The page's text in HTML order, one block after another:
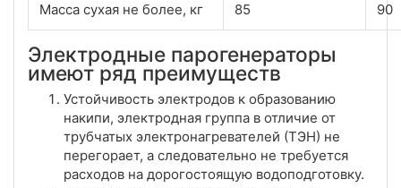
Масса сухая не более, кг 85 90
Электродные парогенераторы
имеют ряд преимуществ
Устойчивость электродов к образованию
накипи, электродная группа в отличие от
трубчатых электронагревателей (ТЭН) не
перегорает, а следовательно не требуется
расходов на дорогостоящую водоподготовку.